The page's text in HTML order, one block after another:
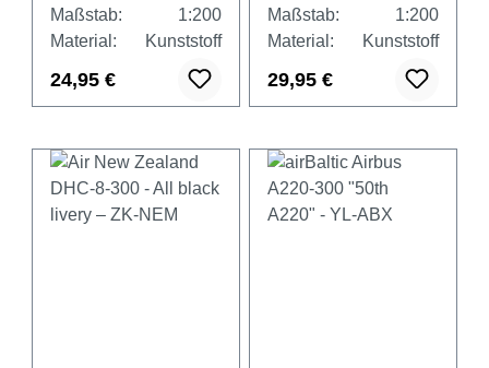
Maßstab:
1:200
Material:
Kunststoff
24,95 €
Maßstab:
1:200
Material:
Kunststoff
29,95 €